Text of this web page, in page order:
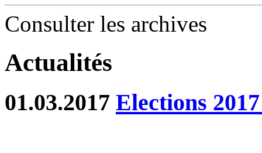
Consulter les archives
Actualités
01.03.2017 Elections